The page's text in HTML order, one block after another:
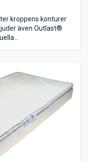
kroppens konturer
även Outlast®